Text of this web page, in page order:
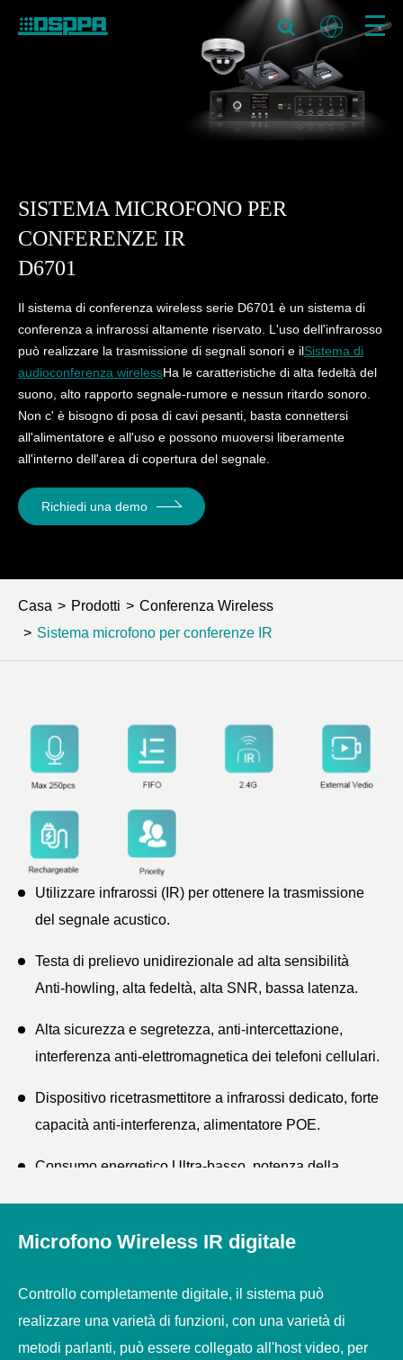
SISTEMA MICROFONO PER
CONFERENZE IR
D6701
Il sistema di conferenza wireless serie D6701 è un sistema di
conferenza a infrarossi altamente riservato. L'uso dell'infrarosso
può realizzare la trasmissione di segnali sonori e ilSistema di
audioconferenza wirelessHa le caratteristiche di alta fedeltà del
suono, alto rapporto segnale-rumore e nessun ritardo sonoro.
Non c' è bisogno di posa di cavi pesanti, basta connettersi
all'alimentatore e all'uso e possono muoversi liberamente
all'interno dell'area di copertura del segnale.
Richiedi una demo
Casa Prodotti
Conferenza Wireless
Sistema microfono per conferenze IR
Utilizzare infrarossi (IR) per ottenere la trasmissione
del segnale acustico.
Testa di prelievo unidirezionale ad alta sensibilità
Anti-howling, alta fedeltà, alta SNR, bassa latenza.
Alta sicurezza e segretezza, anti-intercettazione,
interferenza anti-elettromagnetica dei telefoni cellulari.
Dispositivo ricetrasmettitore a infrarossi dedicato, forte
capacità anti-interferenza, alimentatore POE.
Consumo energetico Ultra-basso, potenza della
accesso.
Microfono Wireless IR digitale
Controllo completamente digitale, il sistema può
realizzare una varietà di funzioni, con una varietà di
metodi parlanti, può essere collegato all'host video, per